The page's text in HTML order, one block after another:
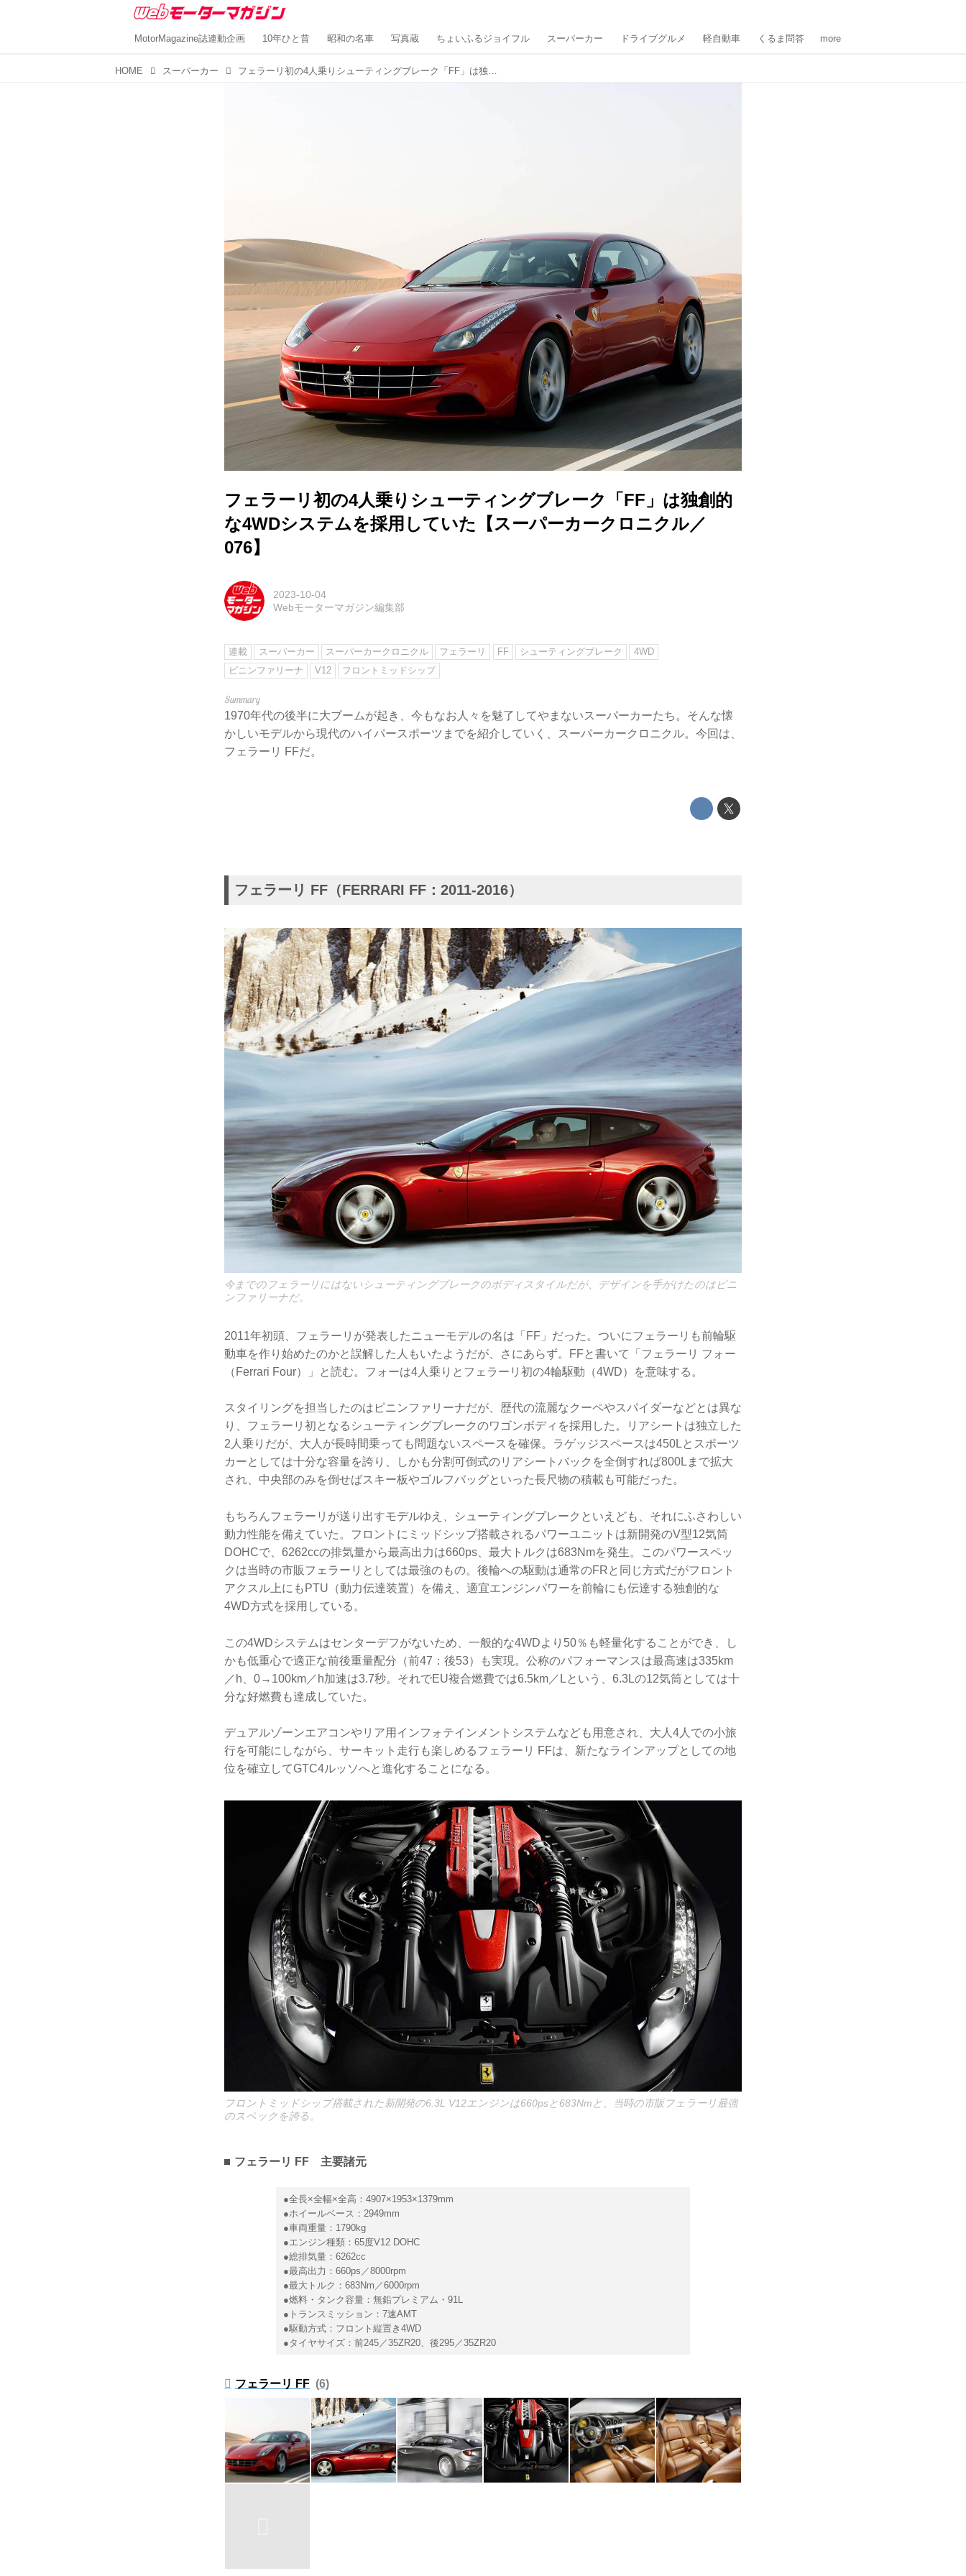
MotorMagazine誌連動企画 10年ひと昔 昭和の名車 写真蔵 ちょいふるジョイフル スーパーカー ドライブグルメ 軽自動車 くるま問答 more
HOME スーパーカー フェラーリ初の4人乗りシューティングブレーク「FF」は独創的な4WDシステムを採用していた【スーパーカークロニクル／076】
フェラーリ初の4人乗りシューティングブレーク「FF」は独創的
な4WDシステムを採用していた【スーパーカークロニクル／
076】
2023-10-04
Webモーターマガジン編集部
連載 スーパーカー スーパーカークロニクル フェラーリ FF シューティングブレーク
4WD
ピニンファリーナ
V12 フロントミッドシップ
1970年代の後半に大ブームが起き、今もなお人々を魅了してやまないスーパーカーたち。そんな懐
かしいモデルから現代のハイパースポーツまでを紹介していく、スーパーカークロニクル。今回は、
フェラーリ FFだ。
フェラーリ FF（FERRARI FF：2011-2016）
今までのフェラーリにはないシューティングブレークのボディスタイルだが、デザインを手がけたのはピニ
ンファリーナだ。
2011年初頭、フェラーリが発表したニューモデルの名は「FF」だった。ついにフェラーリも前輪駆
動車を作り始めたのかと誤解した人もいたようだが、さにあらず。FFと書いて「フェラーリ フォー
（Ferrari Four）」と読む。フォーは4人乗りとフェラーリ初の4輪駆動（4WD）を意味する。
スタイリングを担当したのはピニンファリーナだが、歴代の流麗なクーペやスパイダーなどとは異な
り、フェラーリ初となるシューティングブレークのワゴンボディを採用した。リアシートは独立した
2人乗りだが、大人が長時間乗っても問題ないスペースを確保。ラゲッジスペースは450Lとスポーツ
カーとしては十分な容量を誇り、しかも分割可倒式のリアシートバックを全倒すれば800Lまで拡大
され、中央部のみを倒せばスキー板やゴルフバッグといった長尺物の積載も可能だった。
もちろんフェラーリが送り出すモデルゆえ、シューティングブレークといえども、それにふさわしい
動力性能を備えていた。フロントにミッドシップ搭載されるパワーユニットは新開発のV型12気筒
DOHCで、6262ccの排気量から最高出力は660ps、最大トルクは683Nmを発生。このパワースペッ
クは当時の市販フェラーリとしては最強のもの。後輪への駆動は通常のFRと同じ方式だがフロント
アクスル上にもPTU（動力伝達装置）を備え、適宜エンジンパワーを前輪にも伝達する独創的な
4WD方式を採用している。
この4WDシステムはセンターデフがないため、一般的な4WDより50％も軽量化することができ、し
かも低重心で適正な前後重量配分（前47：後53）も実現。公称のパフォーマンスは最高速は335km
／h、0→100km／h加速は3.7秒。それでEU複合燃費では6.5km／Lという、6.3Lの12気筒としては十
分な好燃費も達成していた。
デュアルゾーンエアコンやリア用インフォテインメントシステムなども用意され、大人4人での小旅
行を可能にしながら、サーキット走行も楽しめるフェラーリ FFは、新たなラインアップとしての地
位を確立してGTC4ルッソへと進化することになる。
フロントミッドシップ搭載された新開発の6.3L V12エンジンは660psと683Nmと、当時の市販フェラーリ最強
のスペックを誇る。
フェラーリ FF 主要諸元
●全長×全幅×全高：4907×1953×1379mm
●ホイールベース：2949mm
●車両重量：1790kg
●エンジン種類：65度V12 DOHC
●総排気量：6262cc
●最高出力：660ps／8000rpm
●最大トルク：683Nm／6000rpm
●燃料・タンク容量：無鉛プレミアム・91L
●トランスミッション：7速AMT
●駆動方式：フロント縦置き4WD
●タイヤサイズ：前245／35ZR20、後295／35ZR20
フェラーリ FF 6